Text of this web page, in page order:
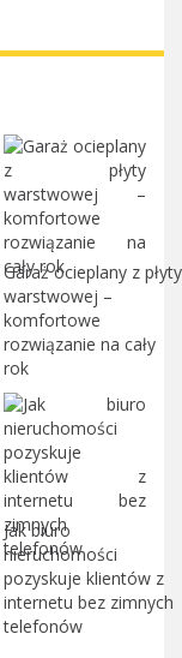
Garaż ocieplany z płyty
warstwowej –
komfortowe
rozwiązanie na cały
rok
Jak biuro
nieruchomości
pozyskuje klientów z
internetu bez zimnych
telefonów